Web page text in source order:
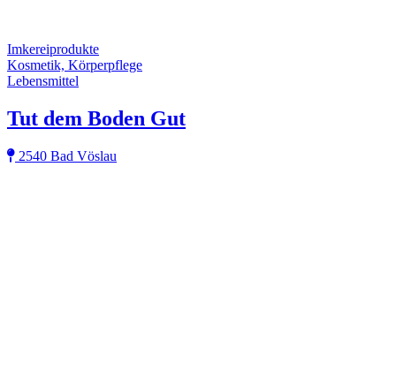
Imkereiprodukte
Kosmetik, Körperpflege
Lebensmittel
Tut dem Boden Gut
2540 Bad Vöslau